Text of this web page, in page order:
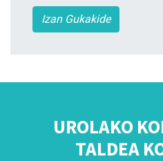
Izan Gukakide
UROLAKO
TALDEA